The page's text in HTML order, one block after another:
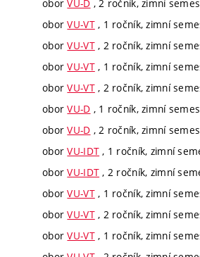
oborVU-D , 2 ročník, zimní
oborVU-VT, 1 ročník, zimní
oborVU-VT, 2 ročník, zimní
oborVU-VT, 1 ročník, zimní
oborVU-VT, 2 ročník, zimní
oborVU-D , 1 ročník, zimní
oborVU-D , 2 ročník, zimní
oborVU-IDT , 1 ročník, zimní
oborVU-IDT , 2 ročník, zimní
oborVU-VT, 1 ročník, zimní
oborVU-VT, 2 ročník, zimní
oborVU-VT, 1 ročník, zimní